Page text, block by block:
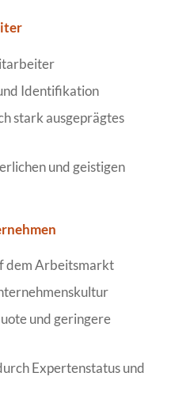
Identifikation
stark ausgeprägtes
und geistigen
dem Arbeitsmarkt
und geringere
Expertenstatus und